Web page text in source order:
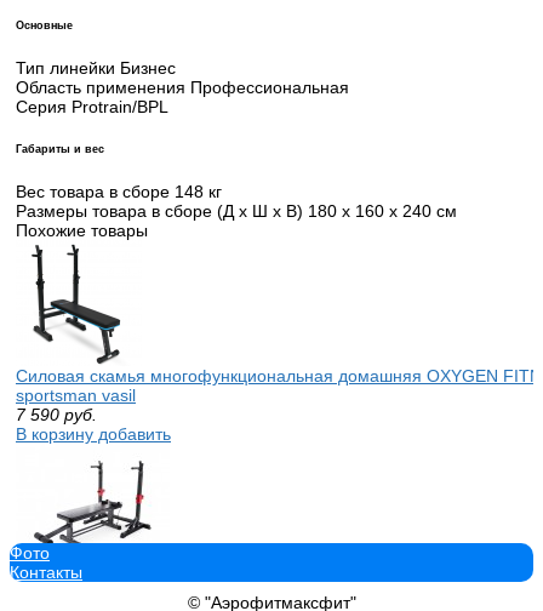
Основные
Тип линейки Бизнес
Область применения Профессиональная
Серия Protrain/BPL
Габариты и вес
Вес товара в сборе 148 кг
Размеры товара в сборе (Д x Ш x В) 180 х 160 х 240 см
Похожие товары
Силовая скамья многофункциональная домашняя OXYGEN
sportsman vasil
7 590 руб.
В корзину добавить
Прямая скамья со стойками под штангу DFC AKYEN D2031TJ07
Фото
Контакты
© "Аэрофитмаксфит"